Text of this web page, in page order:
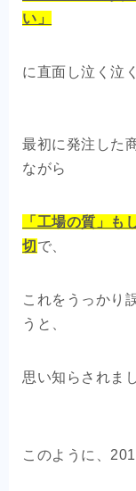
い」
に直面し泣く泣
最初に発注した
ながら
「工場の質」も
切 で、
これをうっかり
うと、
思い知らされま
このように、